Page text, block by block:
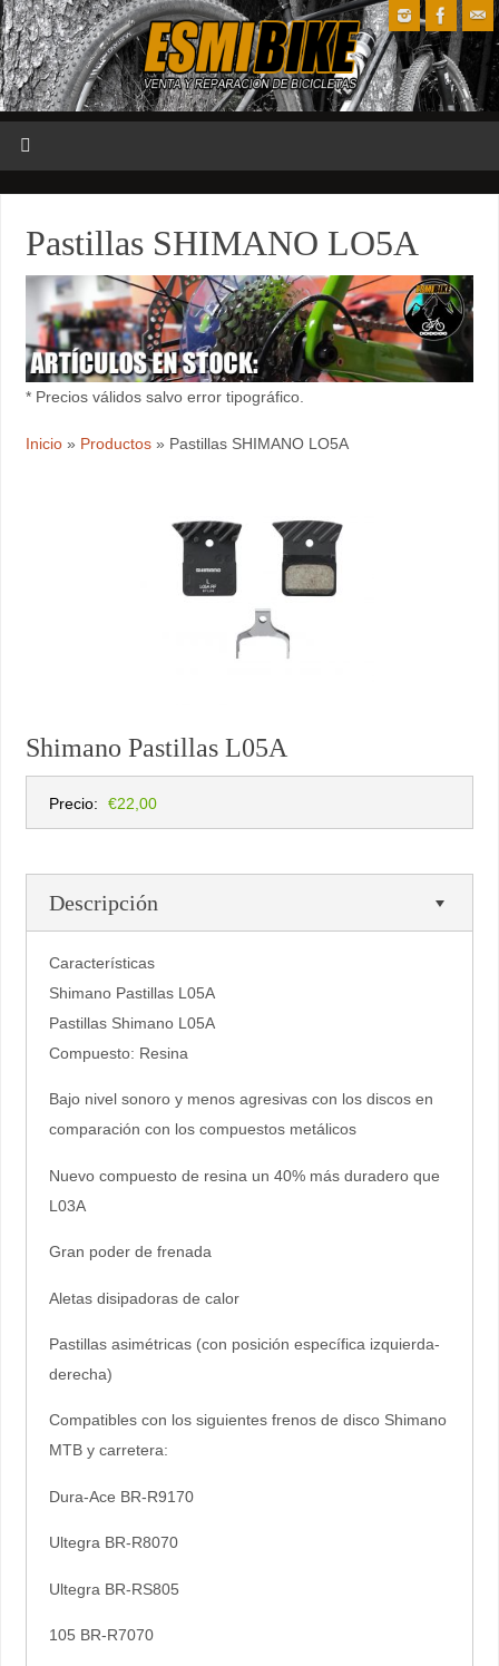
Pastillas SHIMANO LO5A
* Precios válidos salvo error tipográfico.
Inicio» Productos» Pastillas SHIMANO LO5A
Shimano Pastillas L05A
Precio: €22,00
Descripción
Características
Shimano Pastillas L05A
Pastillas Shimano L05A
Compuesto: Resina
Bajo nivel sonoro y menos agresivas con los discos en
comparación con los compuestos metálicos
Nuevo compuesto de resina un 40% más duradero que
L03A
Gran poder de frenada
Aletas disipadoras de calor
Pastillas asimétricas (con posición específica izquierda-
derecha)
Compatibles con los siguientes frenos de disco Shimano
MTB y carretera:
Dura-Ace BR-R9170
Ultegra BR-R8070
Ultegra BR-RS805
105 BR-R7070